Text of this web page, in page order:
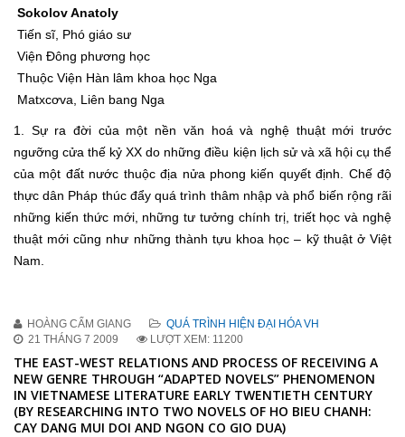
Sokolov Anatoly
Tiến sĩ, Phó giáo sư
Viện Đông phương học
Thuộc Viện Hàn lâm khoa học Nga
Matxcơva, Liên bang Nga
1. Sự ra đời của một nền văn hoá và nghệ thuật mới trước
ngưỡng cửa thế kỷ XX do những điều kiện lịch sử và xã hội cụ thể
của một đất nước thuộc địa nửa phong kiến quyết định. Chế độ
thực dân Pháp thúc đẩy quá trình thâm nhập và phổ biến rộng rãi
những kiến thức mới, những tư tưởng chính trị, triết học và nghệ
thuật mới cũng như những thành tựu khoa học – kỹ thuật ở Việt
Nam.
HOÀNG CẨM GIANG
QUÁ TRÌNH HIỆN ĐẠI HÓA VH
21 THÁNG 7 2009
LƯỢT XEM: 11200
THE EAST-WEST RELATIONS AND PROCESS OF RECEIVING A
NEW GENRE THROUGH “ADAPTED NOVELS” PHENOMENON
IN VIETNAMESE LITERATURE EARLY TWENTIETH CENTURY
(BY RESEARCHING INTO TWO NOVELS OF HO BIEU CHANH:
CAY DANG MUI DOI AND NGON CO GIO DUA)